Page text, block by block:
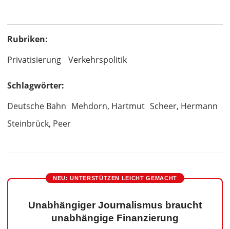
Rubriken:
Privatisierung
Verkehrspolitik
Schlagwörter:
Deutsche Bahn Mehdorn, Hartmut Scheer, Hermann
Steinbrück, Peer
NEU: UNTERSTÜTZEN LEICHT GEMACHT
Unabhängiger Journalismus braucht
unabhängige Finanzierung